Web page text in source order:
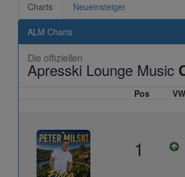
Charts Neueinsteiger
ALM Charts
Die offiziellen
Apresski Lounge Music
Pos VW
1